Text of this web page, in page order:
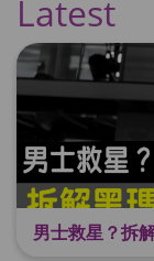
Latest
男士救星？拆